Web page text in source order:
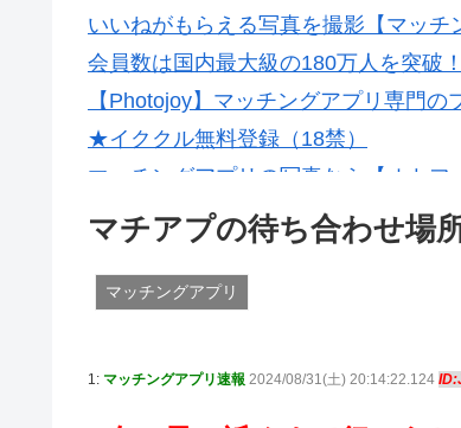
いいねがもらえる写真を撮影【マッチ
会員数は国内最大級の180万人を突破
【Photojoy】マッチングアプリ専門
★イククル無料登録（18禁）
マッチングアプリの写真なら【オトフ
マチアプの待ち合わせ場
マッチングアプリ
1: マッチングアプリ速報 2024/08/31(土) 20:14:22.124